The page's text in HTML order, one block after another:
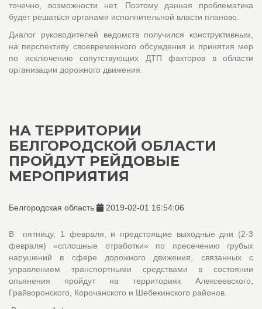
точечно, возможности нет. Поэтому данная проблематика
будет решаться органами исполнительной власти планово.
Диалог руководителей ведомств получился конструктивным,
на перспективу своевременного обсуждения и принятия мер
по исключению сопутствующих ДТП факторов в области
организации дорожного движения.
НА ТЕРРИТОРИИ
БЕЛГОРОДСКОЙ ОБЛАСТИ
ПРОЙДУТ РЕЙДОВЫЕ
МЕРОПРИЯТИЯ
Белгородская область 2019-02-01 16:54:06
В пятницу, 1 февраля, и предстоящие выходные дни (2-3
февраля) «сплошные отработки» по пресечению грубых
нарушений в сфере дорожного движения, связанных с
управлением транспортными средствами в состоянии
опьянения пройдут на территориях Алексеевского,
Грайворонского, Корочанского и Шебекинского районов.